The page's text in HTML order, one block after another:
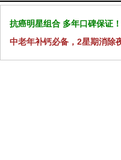
抗癌明星组合 多年口碑保证
中老年补钙必备，2星期消除